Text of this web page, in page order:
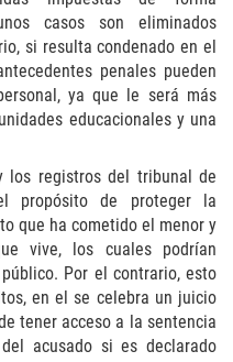
casos son eliminados
si resulta condenado en el
penales pueden
ya que le será más
educacionales y una
los registros del tribunal de
propósito de proteger la
que ha cometido el menor y
vive, los cuales podrían
Por el contrario, esto
en el se celebra un juicio
tener acceso a la sentencia
acusado si es declarado